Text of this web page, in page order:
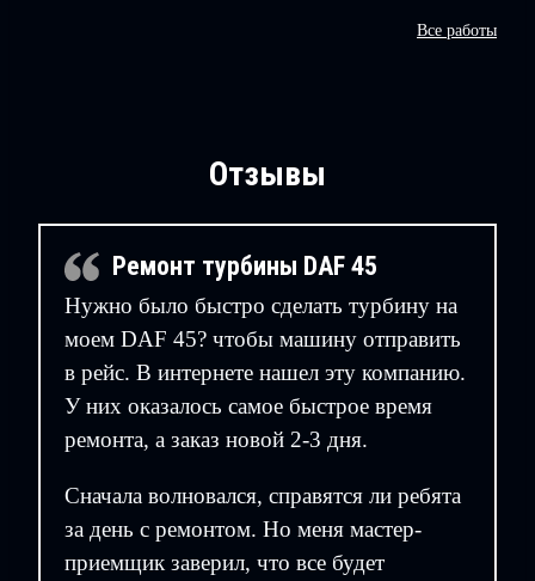
Все работы
Отзывы
Ремонт турбины DAF 45
Нужно было быстро сделать турбину на
моем DAF 45? чтобы машину отправить
в рейс. В интернете нашел эту компанию.
У них оказалось самое быстрое время
ремонта, а заказ новой 2-3 дня.
Сначала волновался, справятся ли ребята
за день с ремонтом. Но меня мастер-
приемщик заверил, что все будет